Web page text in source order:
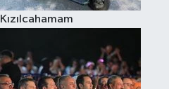
Kızılcahamam